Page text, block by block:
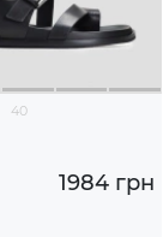
40
1984 грн